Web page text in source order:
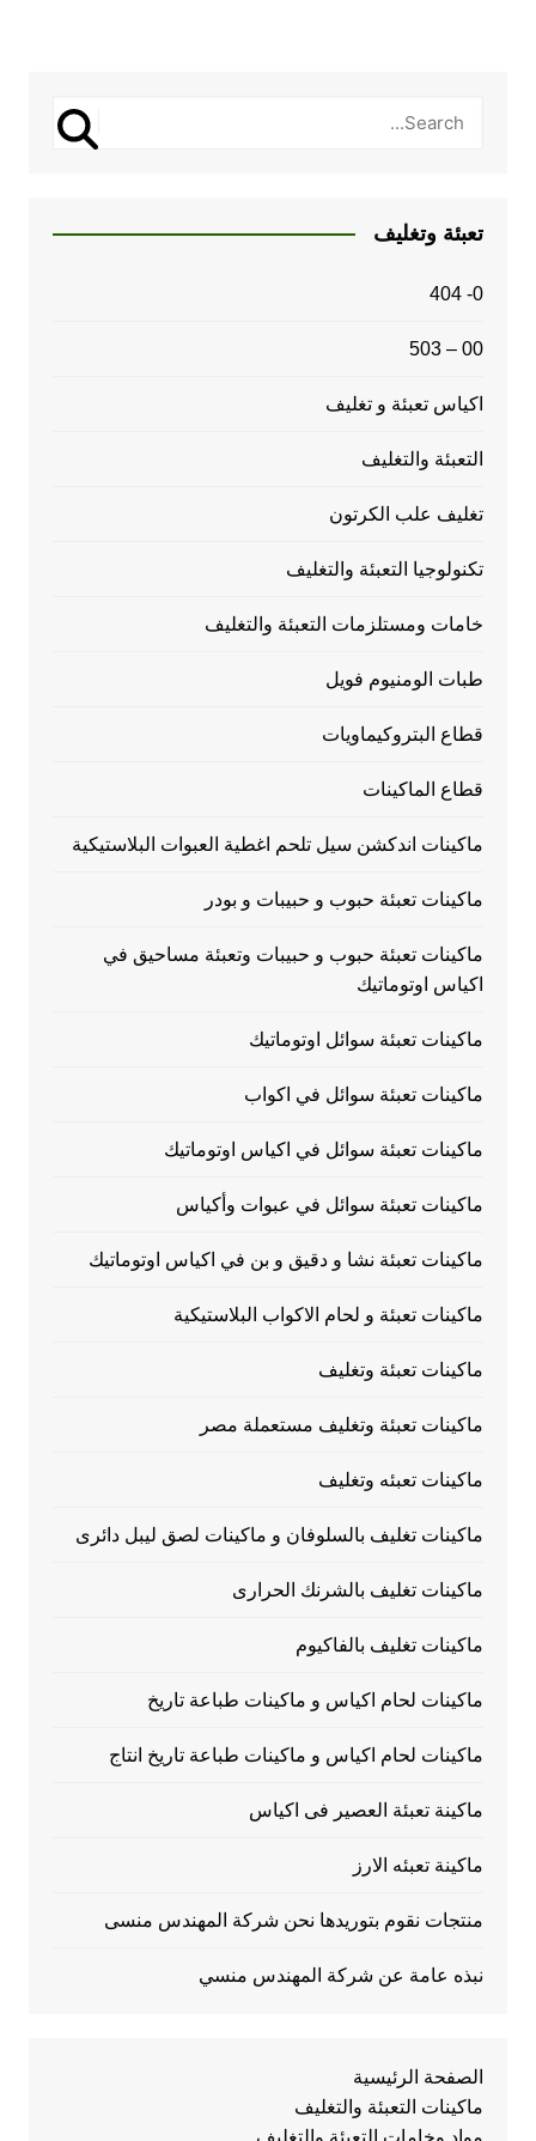
تعبئة وتغليف
0- 404
00 – 503
اكياس تعبئة و تغليف
التعبئة والتغليف
تغليف علب الكرتون
تكنولوجيا التعبئة والتغليف
خامات ومستلزمات التعبئة والتغليف
طبات الومنيوم فويل
قطاع البتروكيماويات
قطاع الماكينات
ماكينات اندكشن سيل تلحم اغطية العبوات البلاستيكية
ماكينات تعبئة حبوب و حبيبات و بودر
ماكينات تعبئة حبوب و حبيبات وتعبئة مساحيق في
اكياس اوتوماتيك
ماكينات تعبئة سوائل اوتوماتيك
ماكينات تعبئة سوائل في اكواب
ماكينات تعبئة سوائل في اكياس اوتوماتيك
ماكينات تعبئة سوائل في عبوات وأكياس
ماكينات تعبئة نشا و دقيق و بن في اكياس اوتوماتيك
ماكينات تعبئة و لحام الاكواب البلاستيكية
ماكينات تعبئة وتغليف
ماكينات تعبئة وتغليف مستعملة مصر
ماكينات تعبئه وتغليف
ماكينات تغليف بالسلوفان و ماكينات لصق ليبل دائرى
ماكينات تغليف بالشرنك الحرارى
ماكينات تغليف بالفاكيوم
ماكينات لحام اكياس و ماكينات طباعة تاريخ
ماكينات لحام اكياس و ماكينات طباعة تاريخ انتاج
ماكينة تعبئة العصير فى اكياس
ماكينة تعبئه الارز
منتجات نقوم بتوريدها نحن شركة المهندس منسى
نبذه عامة عن شركة المهندس منسي
الصفحة الرئيسية
ماكينات التعبئة والتغليف
مواد وخامات التعبئة والتغليف